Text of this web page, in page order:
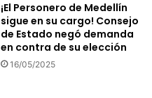
¡El Personero de Medellín
sigue en su cargo! Consejo
de Estado negó demanda
en contra de su elección
16/05/2025